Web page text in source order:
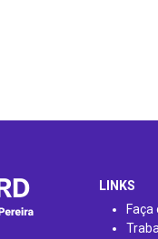
LINKS
Faça